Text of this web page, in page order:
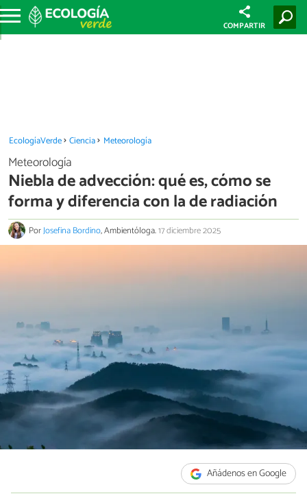
COMPARTIR
EcologíaVerde Ciencia Meteorología
Meteorología
Niebla de advección: qué es, cómo se
forma y diferencia con la de radiación
PorJosefina Bordino, Ambientóloga.17 diciembre 2025
Añádenos en Google